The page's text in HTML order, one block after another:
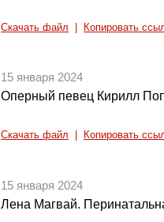
Скачать файл Копировать
15 января 2024
Оперный певец Кирилл
Скачать файл Копировать
15 января 2024
Лена Магвай.